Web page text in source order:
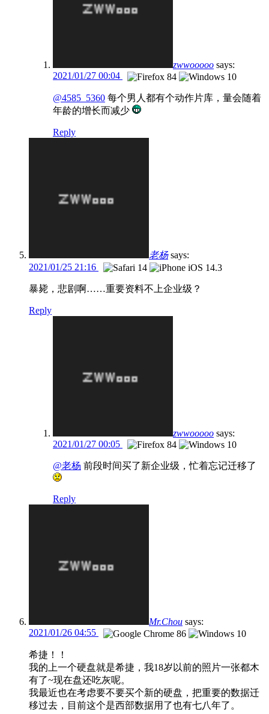
zwwooooo says:
2021/01/27 00:04
@4585_5360 每个男人都有个动作片库，量会随着
年龄的增长而减少
Reply
老杨 says:
2021/01/25 21:16
暴毙，悲剧啊……重要资料不上企业级？
Reply
zwwooooo says:
2021/01/27 00:05
@老杨 前段时间买了新企业级，忙着忘记迁移了
Reply
Mr.Chou says:
2021/01/26 04:55
希捷！！
我的上一个硬盘就是希捷，我18岁以前的照片一张都木
有了~现在盘还吃灰呢。
我最近也在考虑要不要买个新的硬盘，把重要的数据迁
移过去，目前这个是西部数据用了也有七八年了。